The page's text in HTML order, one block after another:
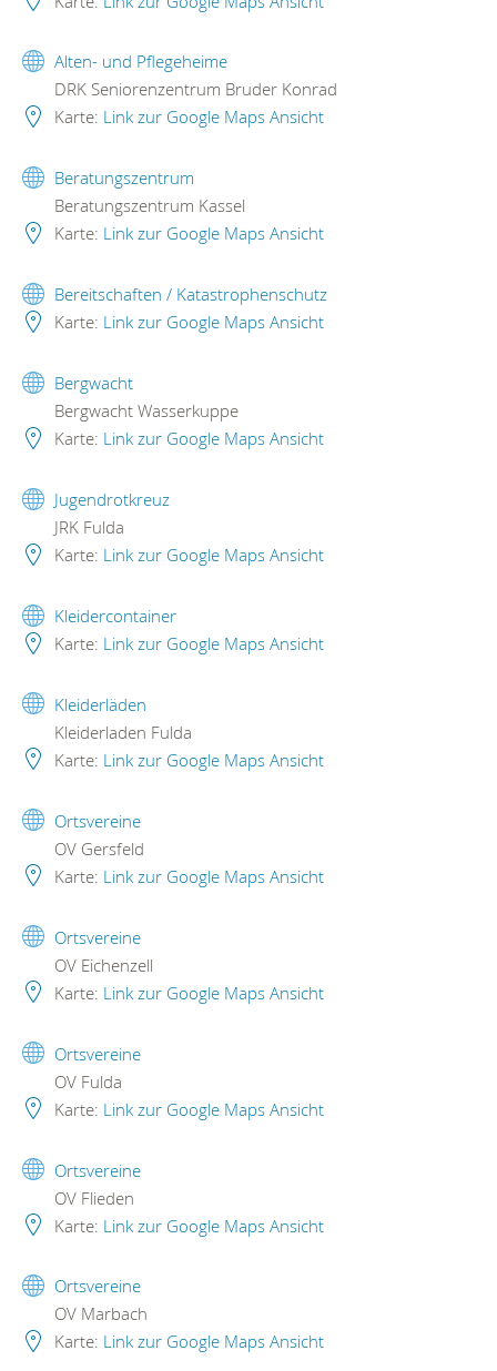
Alten- und Pflegeheime
DRK Seniorenzentrum Bruder Konrad
Karte: Link zur Google Maps Ansicht
Beratungszentrum
Beratungszentrum Kassel
Karte: Link zur Google Maps Ansicht
Bereitschaften / Katastrophenschutz
Karte: Link zur Google Maps Ansicht
Bergwacht
Bergwacht Wasserkuppe
Karte: Link zur Google Maps Ansicht
Jugendrotkreuz
JRK Fulda
Karte: Link zur Google Maps Ansicht
Kleidercontainer
Karte: Link zur Google Maps Ansicht
Kleiderläden
Kleiderladen Fulda
Karte: Link zur Google Maps Ansicht
Ortsvereine
OV Gersfeld
Karte: Link zur Google Maps Ansicht
Ortsvereine
OV Eichenzell
Karte: Link zur Google Maps Ansicht
Ortsvereine
OV Fulda
Karte: Link zur Google Maps Ansicht
Ortsvereine
OV Flieden
Karte: Link zur Google Maps Ansicht
Ortsvereine
OV Marbach
Karte: Link zur Google Maps Ansicht